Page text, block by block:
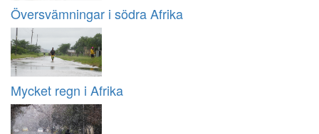
Översvämningar i södra Afrika
Mycket regn i Afrika